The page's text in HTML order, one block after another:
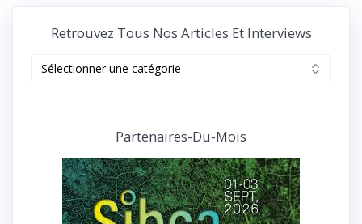
Retrouvez Tous Nos Articles Et Interviews
interviews
Partenaires-Du-Mois